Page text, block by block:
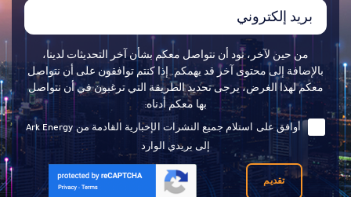
من حين لآخر، نود أن نتواصل معكم بشأن آخر التحديثات لدينا،
بالإضافة إلى محتوى آخر قد يهمكم. إذا كنتم توافقون على أن نتواصل
معكم لهذا الغرض، يرجى تحديد الطريقة التي ترغبون في أن نتواصل
بها معكم أدناه:
أوافق على استلام جميع النشرات الإخبارية القادمة من Ark Energy
إلى بريدي الوارد
تقديم